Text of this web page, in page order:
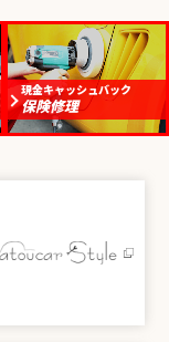
現金キャッシュバック
保険修理